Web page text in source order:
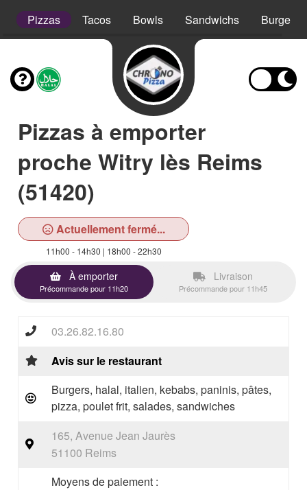
Pizzas Tacos Bowls Sandwichs Burgers
Pizzas à emporter
proche Witry lès Reims
(51420)
Actuellement fermé...
11h00 - 14h30 | 18h00 - 22h30
À emporter
Précommande pour 11h20
Livraison
Précommande pour 11h45
03.26.82.16.80
Avis sur le restaurant
Burgers, halal, italien, kebabs, paninis, pâtes,
pizza, poulet frit, salades, sandwiches
165, Avenue Jean Jaurès
51100 Reims
Moyens de paiement :